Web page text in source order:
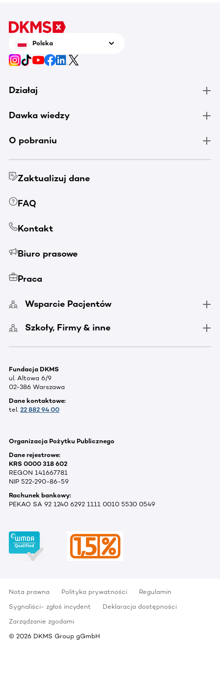
Polska
Działaj
Dawka wiedzy
O pobraniu
Zaktualizuj dane
FAQ
Kontakt
Biuro prasowe
Praca
Wsparcie Pacjentów
Szkoły, Firmy & inne
Fundacja DKMS
ul. Altowa 6/9
02-386 Warszawa
Dane kontaktowe:
tel. 22 882 94 00
Organizacja Pożytku Publicznego
Dane rejestrowe:
KRS 0000 318 602
REGON 141667781
NIP 522-290-86-59
Rachunek bankowy:
PEKAO SA 92 1240 6292 1111 0010 5530 0549
Nota prawna Polityka prywatności
Regulamin
Sygnaliści- zgłoś incydent
Deklaracja dostępności
Zarządzanie zgodami
© 2026 DKMS Group gGmbH